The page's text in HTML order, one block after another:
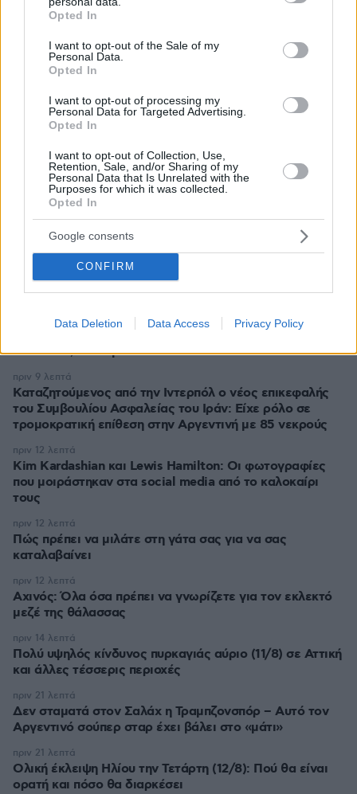
grant or deny consent to Google and its third-party tags to
use your data for below specified purposes in below Google
consent section.
Opted In
I want to opt-out of the Sale of my
Personal Data.
Opted In
I want to opt-out of processing my
Personal Data for Targeted Advertising.
Opted In
I want to opt-out of Collection, Use,
Retention, Sale, and/or Sharing of my
Personal Data that Is Unrelated with the
Purposes for which it was collected.
Opted In
Google consents
CONFIRM
Data Deletion Data Access Privacy Policy
H Kaizen Gaming στο Παγκόσμιο Kύπελλο: Μία
διοργάνωση, δώδεκα πόλεις, χιλιάδες κοινές στιγμές
Πώς μια απλή ιδέα εξελίχθηκε σε κορυφαίο θεσμό
ρομποτικής στην Ελλάδα
04.08.2026, 11:20
ΡΟΗ ΕΙΔΗΣΕΩΝ
Ειδήσεις Δημοφιλή
Οι συνομιλίες με το Ιράν είναι σαν μια παρτίδα σκάκι,
λέει ο Τραμπ - Είμαστε επαγγελματίες παίκτες, απαντά η
Τεχεράνη
πριν 5 λεπτά
Ευρωπαϊκό Πρωτάθλημα Στίβου: Ο σοβαρός
το στάδιο, δείτε βίντεο
Καταζητούμενος από την Ιντερπόλ ο νέος επικεφαλής
του Συμβουλίου Ασφαλείας του Ιράν: Είχε ρόλο σε
τρομοκρατική επίθεση στην Αργεντινή με 85 νεκρούς
πριν 9 λεπτά
Kim Kardashian και Lewis Hamilton: Οι φωτογραφίες
που μοιράστηκαν στα social media από το καλοκαίρι
τους
πριν 12 λεπτά
Πώς πρέπει να μιλάτε στη γάτα σας για να σας
καταλαβαίνει
πριν 12 λεπτά
Αχινός: Όλα όσα πρέπει να γνωρίζετε για τον εκλεκτό
μεζέ της θάλασσας
πριν 12 λεπτά
Πολύ υψηλός κίνδυνος πυρκαγιάς αύριο (11/8) σε Αττική
και άλλες τέσσερις περιοχές
πριν 14 λεπτά
Δεν σταματά στον Σαλάχ η Τραμπζονσπόρ – Αυτό τον
Αργεντινό σούπερ σταρ έχει βάλει στο «μάτι»
πριν 21 λεπτά
Ολική έκλειψη Ηλίου την Τετάρτη (12/8): Πού θα είναι
ορατή και πόσο θα διαρκέσει
πριν 21 λεπτά